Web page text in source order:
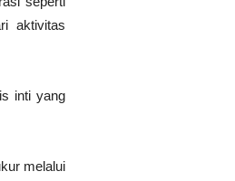
aktivitas
inti yang
melalui